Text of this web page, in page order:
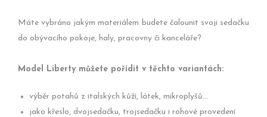
Máte vybráno jakým materiálem budete čalounit svoji sedačku
do obývacího pokoje, haly, pracovny či kanceláře?
Model Liberty můžete pořídit v těchto variantách:
výběr potahů z italských kůží, látek, mikroplyšů...
jako křeslo, dvojsedačku, trojsedačku i rohové provedení